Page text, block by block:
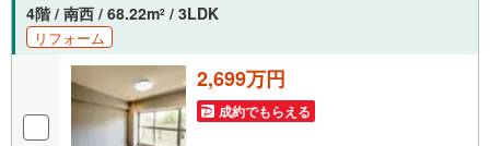
4階 / 南西 / 68.22m2 / 3LDK
リフォーム
2,699万円
成約でもらえる